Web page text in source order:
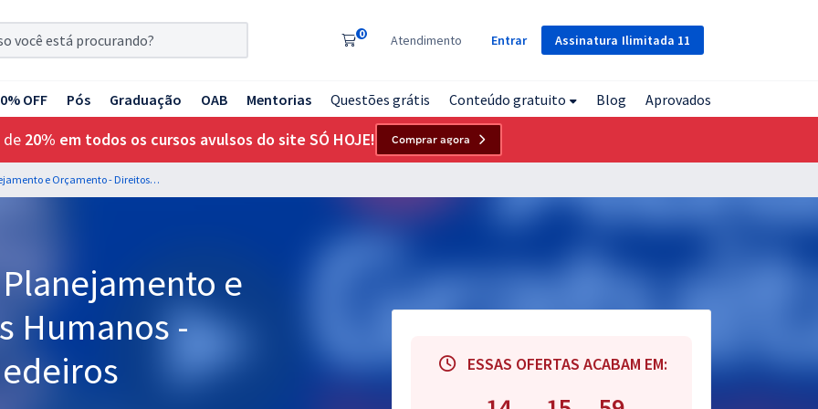
Assinatura Ilimitada 11
0 Atendimento Entrar
OFF Pós Graduação OAB Mentorias Questões grátis Conteúdo gratuito Blog Aprovados
de 20% em todos os cursos avulsos do site SÓ HOJE! Comprar agora
MPO - Ministério do Planejamento e Orçamento - Direitos Humanos - Professor: Thiago Medeiros
e
Humanos -
ESSAS OFERTAS ACABAM EM: